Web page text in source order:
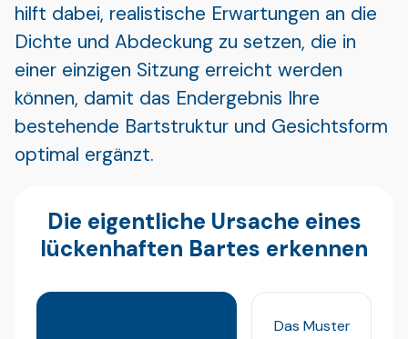
hilft dabei, realistische Erwartungen an die
Dichte und Abdeckung zu setzen, die in
einer einzigen Sitzung erreicht werden
können, damit das Endergebnis Ihre
bestehende Bartstruktur und Gesichtsform
optimal ergänzt.
Die eigentliche Ursache eines
lückenhaften Bartes erkennen
Das Muster